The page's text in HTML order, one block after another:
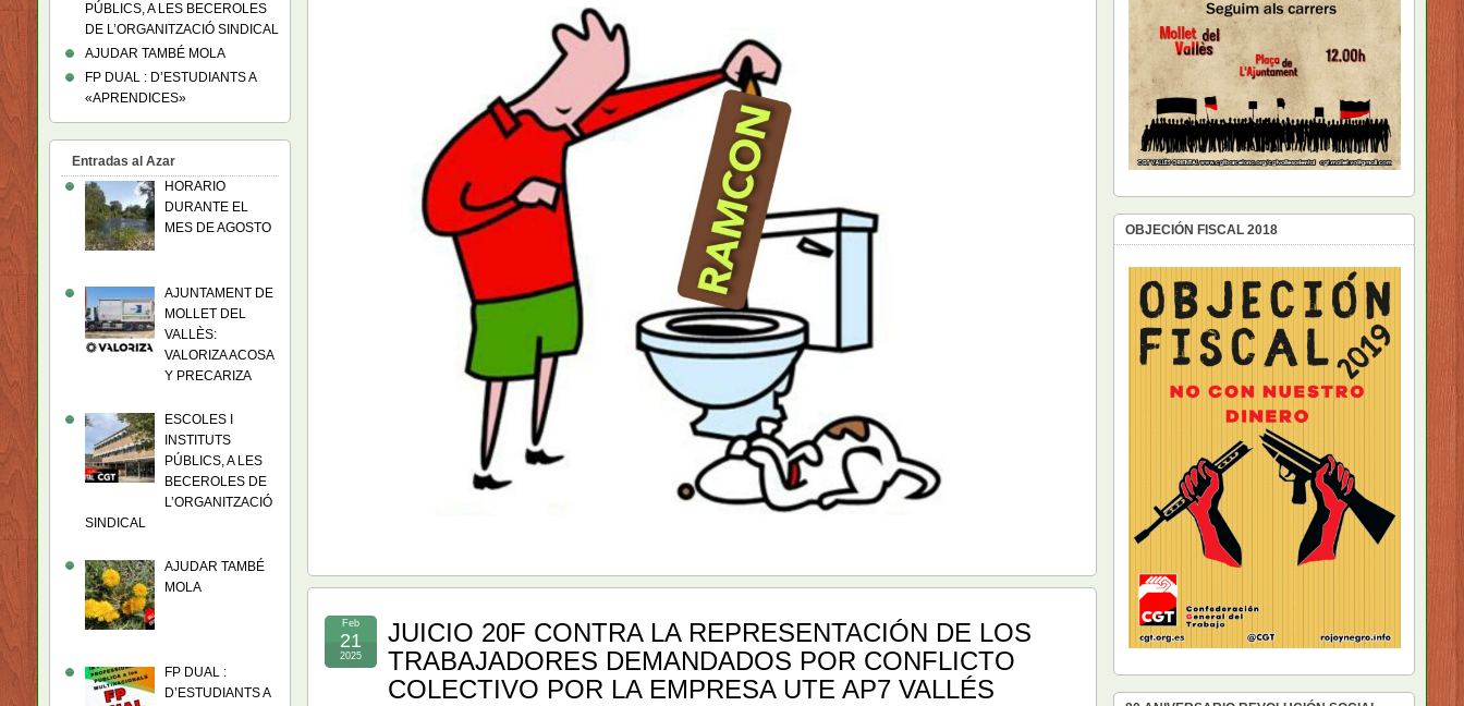
JUICIO 20F CONTRA LA REPRESENTACIÓN DE LOS
TRABAJADORES DEMANDADOS POR CONFLICTO
COLECTIVO POR LA EMPRESA UTE AP7 VALLÉS
Feb
21
2025
PÚBLICS, A LES BECEROLES
DE L’ORGANITZACIÓ SINDICAL
AJUDAR TAMBÉ MOLA
FP DUAL : D’ESTUDIANTS A
«APRENDICES»
Entradas al Azar
HORARIO
DURANTE EL
MES DE AGOSTO
AJUNTAMENT DE
MOLLET DEL
VALLÈS:
VALORIZA ACOSA
Y PRECARIZA
ESCOLES I
INSTITUTS
PÚBLICS, A LES
BECEROLES DE
L’ORGANITZACIÓ
SINDICAL
AJUDAR TAMBÉ
MOLA
FP DUAL :
D’ESTUDIANTS A
OBJECIÓN FISCAL 2018